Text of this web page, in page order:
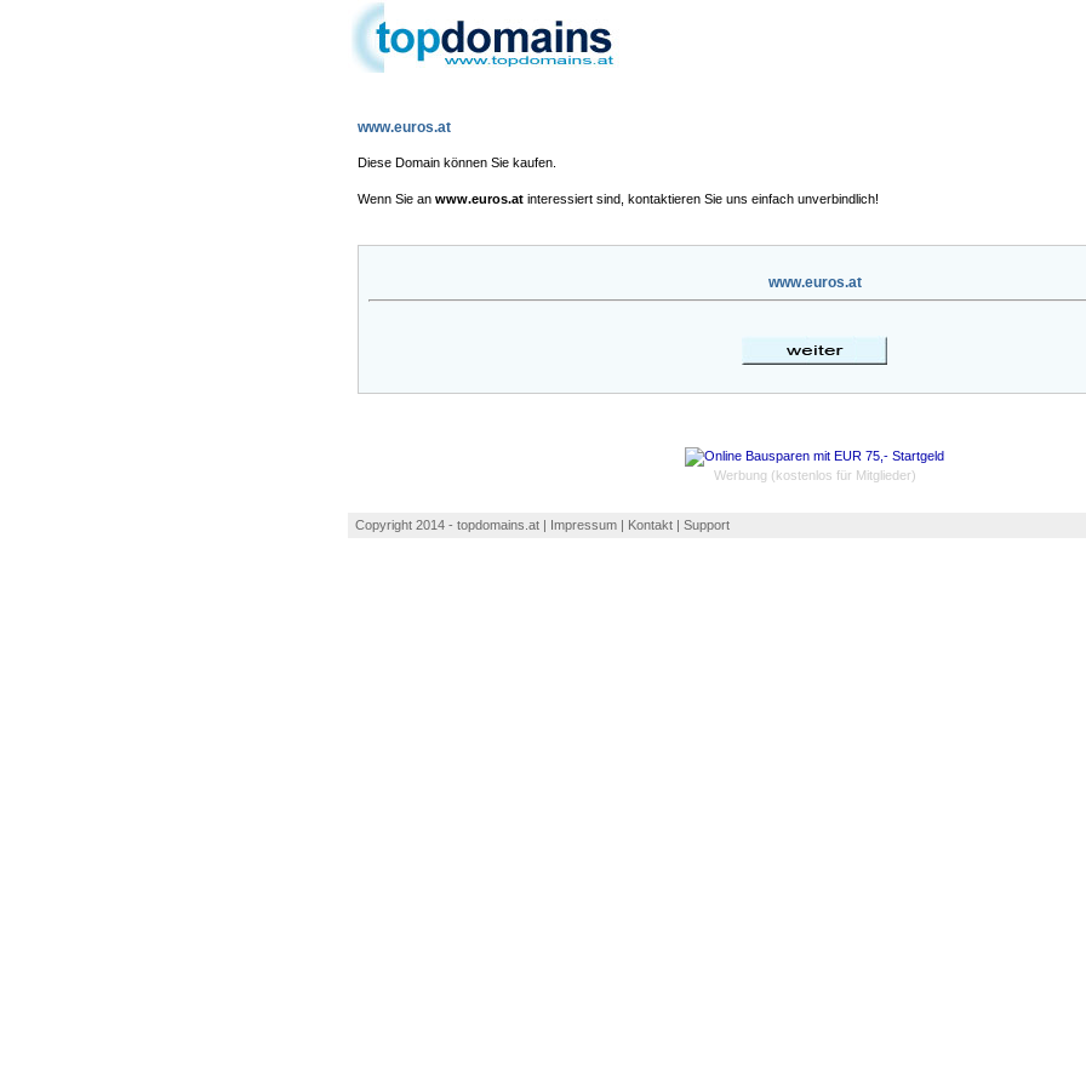
www.euros.at
Diese Domain können Sie kaufen.
Wenn Sie an www.euros.at interessiert sind, kontaktieren Sie uns einfach unverbindlich!
www.euros.at
Werbung (kostenlos für Mitglieder)
Copyright 2014 - topdomains.at | Impressum | Kontakt | Support